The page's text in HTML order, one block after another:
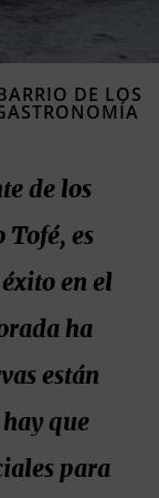
DE LOS
de los
es
en el
ha
están
que
para